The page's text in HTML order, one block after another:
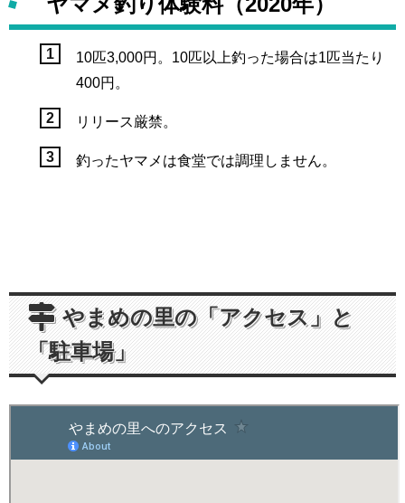
10匹3,000円。10匹以上釣った場合は1匹当たり
400円。
リリース厳禁。
釣ったヤマメは食堂では調理しません。
やまめの里の「アクセス」と
「駐車場」